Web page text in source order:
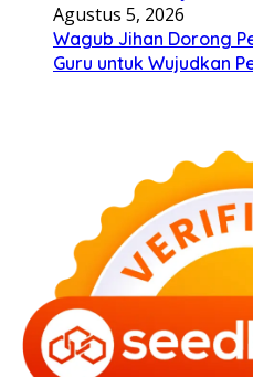
Agustus 5, 2026
Wagub Jihan Dorong
Guru untuk Wujudkan